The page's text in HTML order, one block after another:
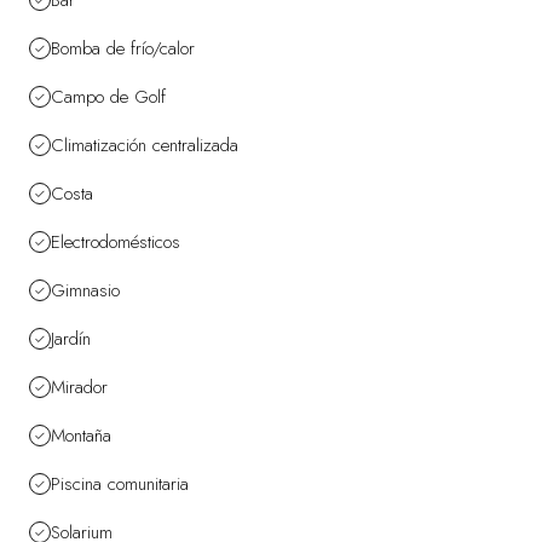
Bomba de frío/calor
Campo de Golf
Climatización centralizada
Costa
Electrodomésticos
Gimnasio
Jardín
Mirador
Montaña
Piscina comunitaria
Solarium